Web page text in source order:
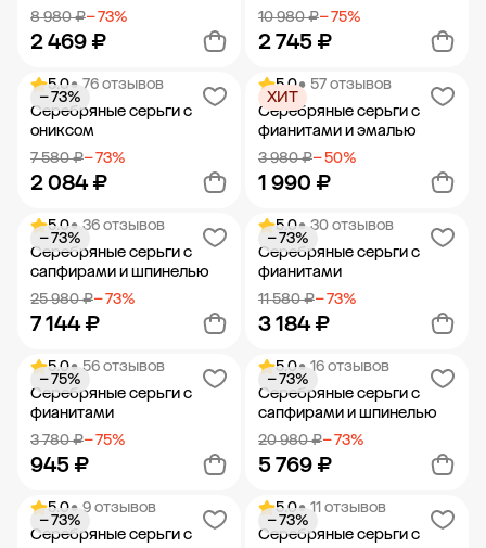
8 980 ₽− 73%
2 469 ₽
Добавить в корзину
10 980 ₽− 75%
2 745 ₽
Добавить в корзину
5.0• 76 отзывов
Серебряные серьги с
ониксом
7 580 ₽− 73%
2 084 ₽
− 73%
Добавить в корзину
5.0• 57 отзывов
Серебряные серьги с
фианитами и эмалью
3 980 ₽− 50%
1 990 ₽
ХИТ
Добавить в корзину
5.0• 36 отзывов
Серебряные серьги с
сапфирами и шпинелью
25 980 ₽− 73%
7 144 ₽
− 73%
Добавить в корзину
5.0• 30 отзывов
Серебряные серьги с
фианитами
11 580 ₽− 73%
3 184 ₽
− 73%
Добавить в корзину
5.0• 56 отзывов
Серебряные серьги с
фианитами
3 780 ₽− 75%
945 ₽
− 75%
Добавить в корзину
5.0• 16 отзывов
Серебряные серьги с
сапфирами и шпинелью
20 980 ₽− 73%
5 769 ₽
− 73%
Добавить в корзину
5.0• 9 отзывов
Серебряные серьги с
− 73%
5.0• 11 отзывов
Серебряные серьги с
− 73%